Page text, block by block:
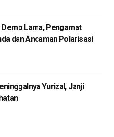
Lama, Pengamat
dan Ancaman Polarisasi
Yurizal, Janji